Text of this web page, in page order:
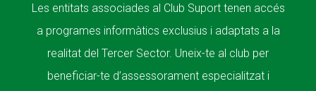
Les entitats associades al Club Suport tenen accés
a programes informàtics exclusius i adaptats a la
realitat del Tercer Sector. Uneix-te al club per
beneficiar-te d’assessorament especialitzat i